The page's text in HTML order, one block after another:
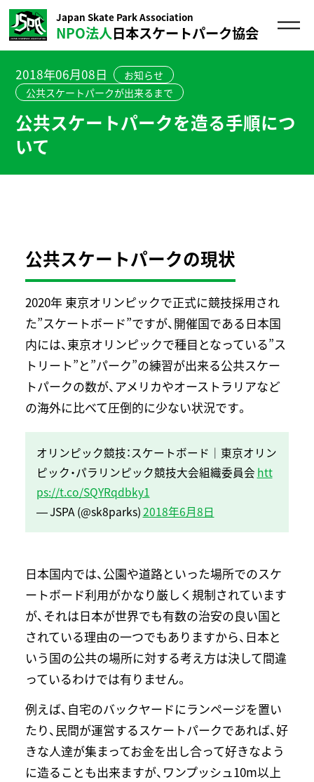
Japan Skate Park Association
NPO法人日本スケートパーク協会
2018年06月08日
お知らせ
公共スケートパークが出来るまで
公共スケートパークを造る手順につ
いて
公共スケートパークの現状
2020年 東京オリンピックで正式に競技採用され
た”スケートボード”ですが、開催国である日本国
内には、東京オリンピックで種目となっている”ス
トリート”と”パーク”の練習が出来る公共スケー
トパークの数が、アメリカやオーストラリアなど
の海外に比べて圧倒的に少ない状況です。
オリンピック競技：スケートボード｜東京オリン
ピック・パラリンピック競技大会組織委員会 htt
ps://t.co/SQYRqdbky1
— JSPA (@sk8parks)2018年6月8日
日本国内では、公園や道路といった場所でのスケ
ートボード利用がかなり厳しく規制されています
が、それは日本が世界でも有数の治安の良い国と
されている理由の一つでもありますから、日本と
いう国の公共の場所に対する考え方は決して間違
っているわけでは有りません。
例えば、自宅のバックヤードにランページを置い
たり、民間が運営するスケートパークであれば、好
きな人達が集まってお金を出し合って好きなよう
に造ることも出来ますが、ワンプッシュ10m以上